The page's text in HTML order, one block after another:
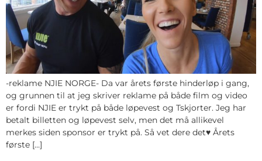
-reklame NJIE NORGE- Da var årets første hinderløp i gang,
og grunnen til at jeg skriver reklame på både film og video
er fordi NJIE er trykt på både løpevest og Tskjorter. Jeg har
betalt billetten og løpevest selv, men det må allikevel
merkes siden sponsor er trykt på. Så vet dere det♥ Årets
første […]